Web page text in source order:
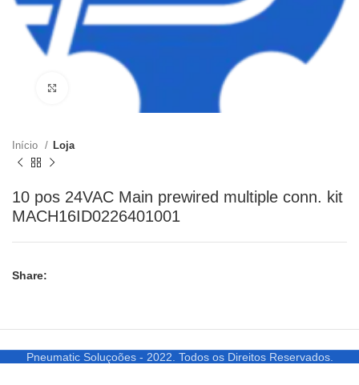
Clique para ampliar
Início Loja
10 pos 24VAC Main prewired multiple conn. kit
MACH16ID0226401001
Share:
Pneumatic Soluçoões - 2022. Todos os Direitos Reservados.